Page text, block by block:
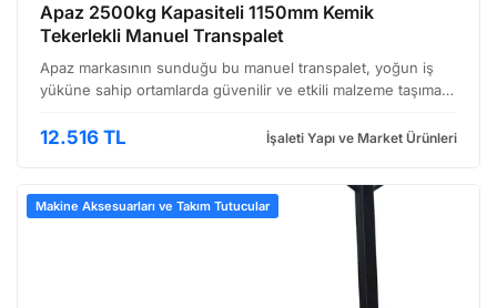
Apaz 2500kg Kapasiteli 1150mm Kemik
Tekerlekli Manuel Transpalet
Apaz markasının sunduğu bu manuel transpalet, yoğun iş
yüküne sahip ortamlarda güvenilir ve etkili malzeme taşıma
perakende satış noktaları ve lojistik merkezlerinde s…
12.516 TL İşaleti Yapı ve Market Ürünleri
Makine Aksesuarları ve Takım Tutucular